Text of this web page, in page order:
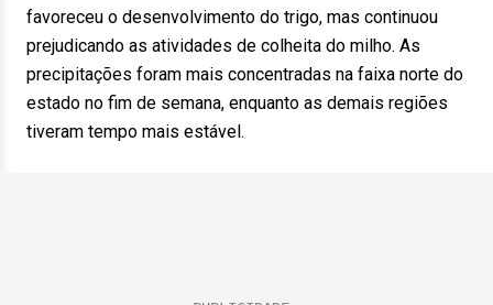
favoreceu o desenvolvimento do trigo, mas continuou
prejudicando as atividades de colheita do milho. As
precipitações foram mais concentradas na faixa norte do
estado no fim de semana, enquanto as demais regiões
tiveram tempo mais estável.